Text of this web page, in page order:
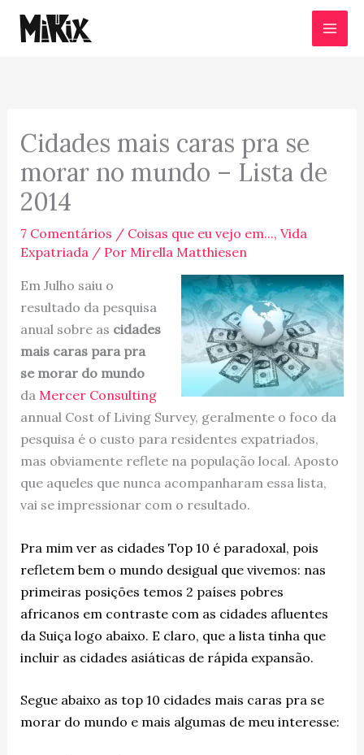
para
Cidades mais caras pra se
morar no mundo – Lista de
2014
7 Comentários / Coisas que eu vejo em..., Vida
Expatriada/ Por Mirella Matthiesen
Em Julho saiu o
resultado da pesquisa
anual sobre as cidades
mais caras para pra
se morar do mundo
da Mercer Consulting
annual Cost of Living Survey, geralmente o foco da
pesquisa é o custo para residentes expatriados,
mas obviamente reflete na população local. Aposto
que aqueles que nunca acompanharam essa lista,
vai se impressionar com o resultado.
Pra mim ver as cidades Top 10 é paradoxal, pois
refletem bem o mundo desigual que vivemos: nas
primeiras posições temos 2 países pobres
africanos em contraste com as cidades afluentes
da Suiça logo abaixo. E claro, que a lista tinha que
incluir as cidades asiáticas de rápida expansão.
Segue abaixo as top 10 cidades mais caras pra se
morar do mundo e mais algumas de meu interesse: